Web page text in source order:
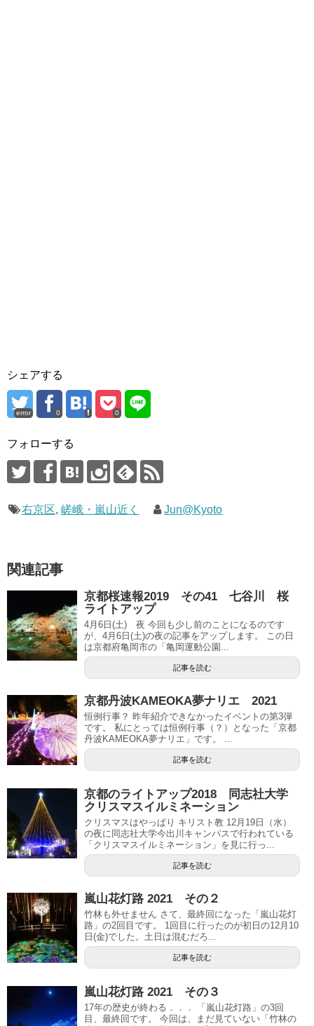
シェアする
error 0 0
フォローする
右京区, 嵯峨・嵐山近く Jun@Kyoto
関連記事
京都桜速報2019 その41 七谷川 桜
ライトアップ
4月6日(土) 夜 今回も少し前のことになるのです
が、4月6日(土)の夜の記事をアップします。 この日
は京都府亀岡市の「亀岡運動公園...
記事を読む
京都丹波KAMEOKA夢ナリエ 2021
恒例行事？ 昨年紹介できなかったイベントの第3弾
です。 私にとっては恒例行事（？）となった「京都
丹波KAMEOKA夢ナリエ」です。 ...
記事を読む
京都のライトアップ2018 同志社大学
クリスマスイルミネーション
クリスマスはやっぱり キリスト教 12月19日（水）
の夜に同志社大学今出川キャンパスで行われている
「クリスマスイルミネーション」を見に行っ...
記事を読む
嵐山花灯路 2021 その２
竹林も外せません さて、最終回になった「嵐山花灯
路」の2回目です。 1回目に行ったのが初日の12月10
日(金)でした。土日は混むだろ...
記事を読む
嵐山花灯路 2021 その３
17年の歴史が終わる．．． 「嵐山花灯路」の3回
目、最終回です。 今回は、まだ見ていない「竹林の